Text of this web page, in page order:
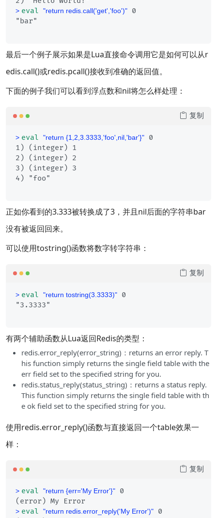
> eval "return redis.call('get','foo')" 0
最后一个例子展示如果是Lua直接命令调用它是如何可以从r
edis.call()或redis.pcall()接收到准确的返回值。
下面的例子我们可以看到浮点数和nil将怎么样处理：
> eval "return {1,2,3.3333,'foo',nil,'bar'}" 0
1) (integer) 1
2) (integer) 2
3) (integer) 3
复制
正如你看到的3.333被转换成了3，并且nil后面的字符串bar
没有被返回回来。
可以使用tostring()函数将数字转字符串：
> eval "return tostring(3.3333)" 0
复制
有两个辅助函数从Lua返回Redis的类型：
redis.error_reply(error_string)：returns an error reply. T
his function simply returns the single field table with the
err field set to the specified string for you.
redis.status_reply(status_string)：returns a status reply.
This function simply returns the single field table with th
e ok field set to the specified string for you.
使用redis.error_reply()函数与直接返回一个table效果一
样：
> eval "return {err='My Error'}" 0
> eval "return redis.error_reply('My Error')" 0
复制